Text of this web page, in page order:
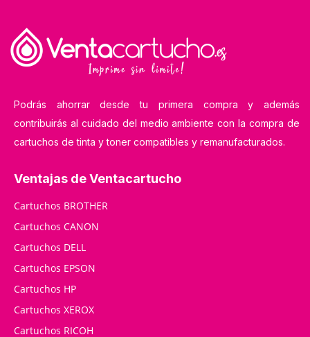
Podrás ahorrar desde tu primera compra y además
contribuirás al cuidado del medio ambiente con la compra de
cartuchos de tinta y toner compatibles y remanufacturados.
Ventajas de Ventacartucho
Cartuchos BROTHER
Cartuchos CANON
Cartuchos DELL
Cartuchos EPSON
Cartuchos HP
Cartuchos XEROX
Cartuchos RICOH